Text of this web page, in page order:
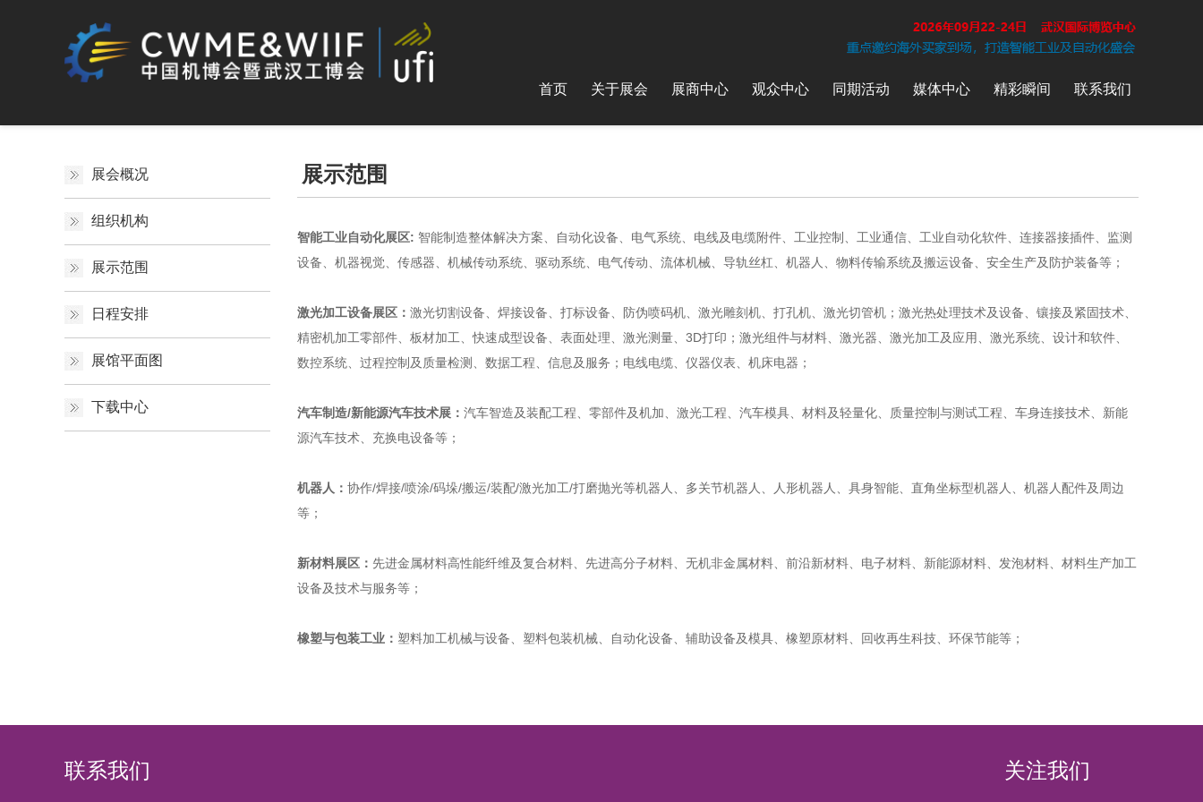
首页 关于展会 展商中心 观众中心 同期活动 媒体中心 精彩瞬间 联系我们
展会概况
组织机构
展示范围
日程安排
展馆平面图
下载中心
展示范围
智能工业自动化展区: 智能制造整体解决方案、自动化设备、电气系统、电线及电缆附件、工业控制、工业通信、工业自动化软件、连接器接插件、监测
设备、机器视觉、传感器、机械传动系统、驱动系统、电气传动、流体机械、导轨丝杠、机器人、物料传输系统及搬运设备、安全生产及防护装备等；
激光加工设备展区： 激光切割设备、焊接设备、打标设备、防伪喷码机、激光雕刻机、打孔机、激光切管机；激光热处理技术及设备、镶接及紧固技术、
精密机加工零部件、板材加工、快速成型设备、表面处理、激光测量、3D打印；激光组件与材料、激光器、激光加工及应用、激光系统、设计和软件、
数控系统、过程控制及质量检测、数据工程、信息及服务；电线电缆、仪器仪表、机床电器；
汽车制造/新能源汽车技术展： 汽车智造及装配工程、零部件及机加、激光工程、汽车模具、材料及轻量化、质量控制与测试工程、车身连接技术、新能
源汽车技术、充换电设备等；
机器人： 协作/焊接/喷涂/码垛/搬运/装配/激光加工/打磨抛光等机器人、多关节机器人、人形机器人、具身智能、直角坐标型机器人、机器人配件及周边
等；
新材料展区： 先进金属材料高性能纤维及复合材料、先进高分子材料、无机非金属材料、前沿新材料、电子材料、新能源材料、发泡材料、材料生产加工
设备及技术与服务等；
橡塑与包装工业： 塑料加工机械与设备、塑料包装机械、自动化设备、辅助设备及模具、橡塑原材料、回收再生科技、环保节能等；
联系我们 关注我们